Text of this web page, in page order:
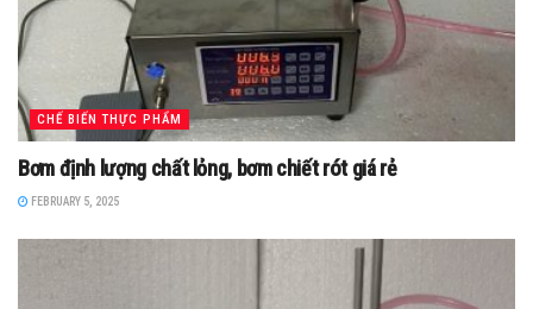
CHẾ BIẾN THỰC PHẨM
Bơm định lượng chất lỏng, bơm chiết rót giá rẻ
FEBRUARY 5, 2025